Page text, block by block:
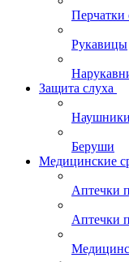
Перчатки
Рукавицы
Защита слуха
Наушники
Беруши
Медицинские
Аптечки
Аптечки